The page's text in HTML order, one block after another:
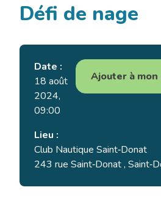
Défi de nage
Ajouter à
Date :
18 août
2024,
09:00
Lieu :
Club Nautique Saint‑Donat
243 rue Saint‑Donat ,